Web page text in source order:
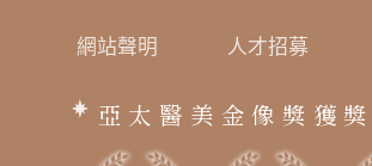
網站聲明 人才招募
亞太醫美金像獎獲